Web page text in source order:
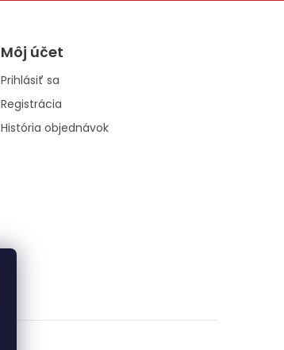
Môj účet
Prihlásiť sa
Registrácia
História objednávok